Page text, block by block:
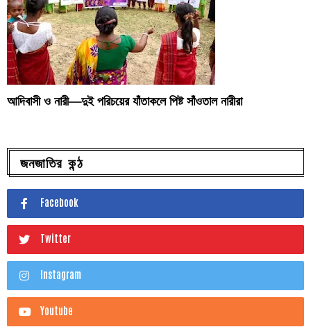
আদিবাসী ও নারী—দুই পরিচয়ের যাঁতাকলে পিষ্ট সাঁওতাল নারীরা
জনজাতির কন্ঠ
Facebook
Twitter
Instagram
Youtube